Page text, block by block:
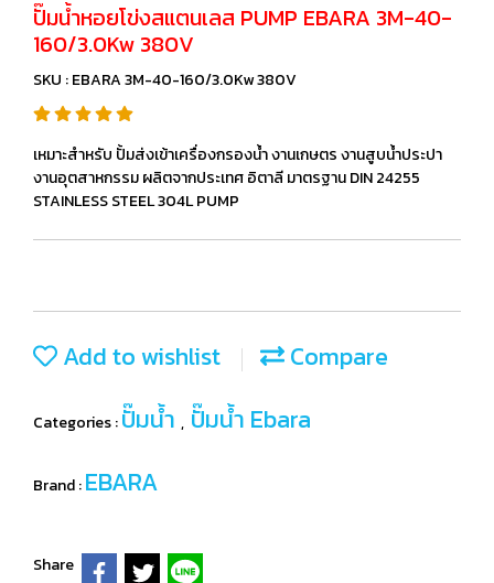
ปั๊มน้ำหอยโข่งสแตนเลส PUMP EBARA 3M-40-
160/3.0Kw 380V
SKU : EBARA 3M-40-160/3.0Kw 380V
เหมาะสำหรับ ปั้มส่งเข้าเครื่องกรองน้ำ งานเกษตร งานสูบน้ำประปา
งานอุตสาหกรรม ผลิตจากประเทศ อิตาลี มาตรฐาน DIN 24255
STAINLESS STEEL 304L PUMP
Add to wishlist Compare
Categories :ปั๊มน้ำ , ปั๊มน้ำ Ebara
Brand :EBARA
Share